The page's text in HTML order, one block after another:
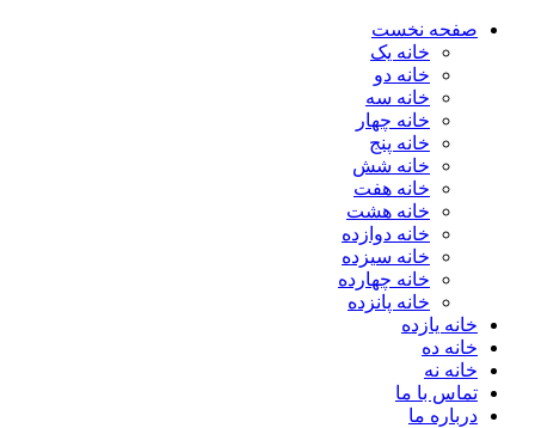
صفحه نخست
خانه یک
خانه دو
خانه سه
خانه چهار
خانه پنج
خانه شش
خانه هفت
خانه هشت
خانه دوازده
خانه سیزده
خانه چهارده
خانه پانزده
خانه یازده
خانه ده
خانه نه
تماس با ما
درباره ما